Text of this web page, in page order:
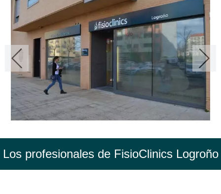
Los profesionales de FisioClinics Logroño